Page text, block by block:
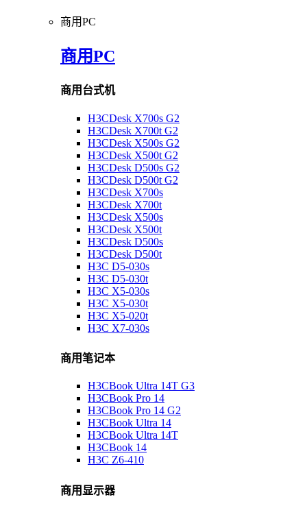
商用PC
商用PC
商用台式机
H3CDesk X700s G2
H3CDesk X700t G2
H3CDesk X500s G2
H3CDesk X500t G2
H3CDesk D500s G2
H3CDesk D500t G2
H3CDesk X700s
H3CDesk X700t
H3CDesk X500s
H3CDesk X500t
H3CDesk D500s
H3CDesk D500t
H3C D5-030s
H3C D5-030t
H3C X5-030s
H3C X5-030t
H3C X5-020t
H3C X7-030s
商用笔记本
H3CBook Ultra 14T G3
H3CBook Pro 14
H3CBook Pro 14 G2
H3CBook Ultra 14
H3CBook Ultra 14T
H3CBook 14
H3C Z6-410
商用显示器